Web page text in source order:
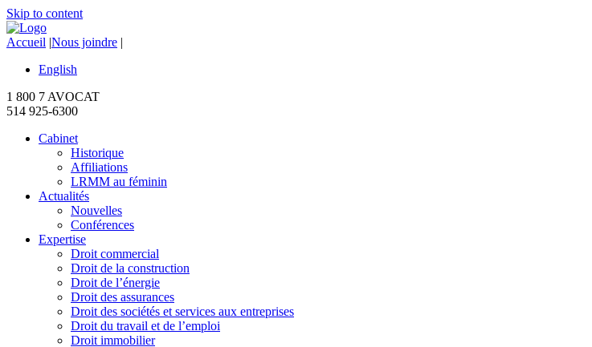
Skip to content
Accueil |Nous joindre |
English
1 800 7 AVOCAT
514 925-6300
Cabinet
Historique
Affiliations
LRMM au féminin
Actualités
Nouvelles
Conférences
Expertise
Droit commercial
Droit de la construction
Droit de l’énergie
Droit des assurances
Droit des sociétés et services aux entreprises
Droit du travail et de l’emploi
Droit immobilier